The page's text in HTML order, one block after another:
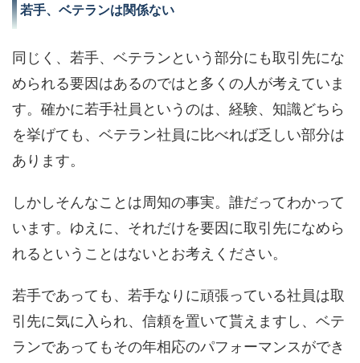
若手、ベテランは関係ない
同じく、若手、ベテランという部分にも取引先にな
められる要因はあるのではと多くの人が考えていま
す。確かに若手社員というのは、経験、知識どちら
を挙げても、ベテラン社員に比べれば乏しい部分は
あります。
しかしそんなことは周知の事実。誰だってわかって
います。ゆえに、それだけを要因に取引先になめら
れるということはないとお考えください。
若手であっても、若手なりに頑張っている社員は取
引先に気に入られ、信頼を置いて貰えますし、ベテ
ランであってもその年相応のパフォーマンスができ